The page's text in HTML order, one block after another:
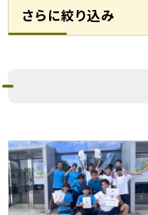
さらに絞り込み